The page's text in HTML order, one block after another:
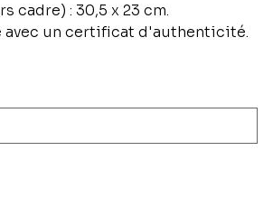
cadre) : 30,5 x 23 cm.
avec un certificat d'authenticité.